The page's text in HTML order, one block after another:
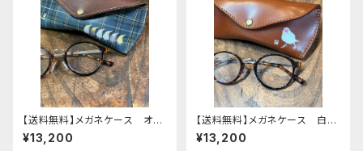
【送料無料】メガネケース オカ
メインコ ぽわん シリーズ
ネイビー タータンチェック 栃
¥13,200
【送料無料】メガネケース 白文
鳥 Brown ブラウン 文鳥
ぶんちょう 栃木レザー
¥13,200